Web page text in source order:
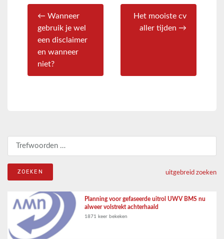
← Wanneer
gebruik je wel
een disclaimer
en wanneer
niet?
Het mooiste cv
aller tijden →
uitgebreid zoeken
Planning voor gefaseerde uitrol UWV BMS nu
alweer volstrekt achterhaald
1871 keer bekeken